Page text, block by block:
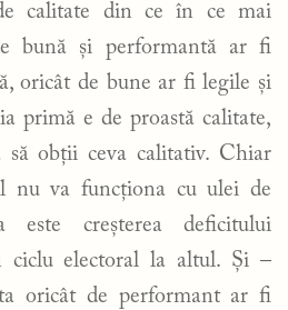
calitate din ce în ce mai
bună și performantă ar fi
oricât de bune ar fi legile și
primă e de proastă calitate,
să obții ceva calitativ. Chiar
nu va funcționa cu ulei de
este creșterea deficitului
ciclu electoral la altul. Și –
oricât de performant ar fi